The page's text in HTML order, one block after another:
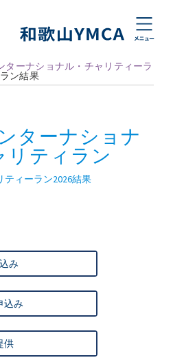
ターナショナル・チャリティーラ
ン結果
ターナショナ
リティラン
ティーラン2026結果
み
込み
供